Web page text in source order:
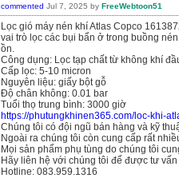
commented Jul 7, 2025 by FreeWebtoon51
Lọc gió máy nén khí Atlas Copco
vai trò lọc các bụi bẩn ở trong buồng
ồn.
Công dụng: Lọc tạp chất từ không khí
Cấp lọc: 5-10 micron
Nguyên liệu: giấy bột gỗ
Độ chân không: 0.01 bar
Tuổi thọ trung bình: 3000 giờ
https://phutungkhinen365.com/loc-khi-
Chúng tôi có đội ngũ bán hàng và kỹ
Ngoài ra chúng tôi còn cung cấp rất
Mọi sản phẩm phụ tùng do chúng tôi
Hãy liên hệ với chúng tôi để được tư
Hotline: 083.959.1316